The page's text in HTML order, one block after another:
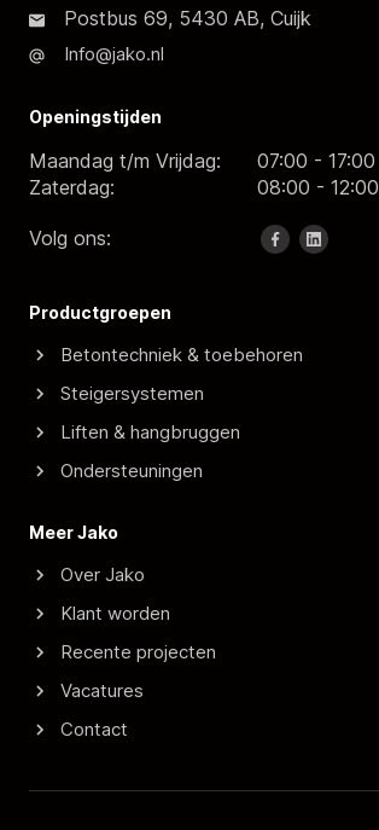
Postbus 69, 5430 AB, Cuijk
Info@jako.nl
Openingstijden
Maandag t/m Vrijdag:
07:00 - 17:00
Zaterdag:
08:00 - 12:00
Volg ons:
Productgroepen
Betontechniek & toebehoren
Steigersystemen
Liften & hangbruggen
Ondersteuningen
Meer Jako
Over Jako
Klant worden
Recente projecten
Vacatures
Contact